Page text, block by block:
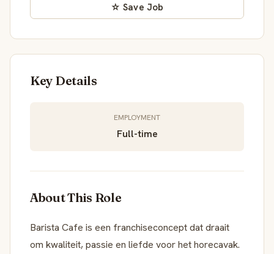
☆ Save Job
Key Details
EMPLOYMENT
Full-time
About This Role
Barista Cafe is een franchiseconcept dat draait
om kwaliteit, passie en liefde voor het horecavak.